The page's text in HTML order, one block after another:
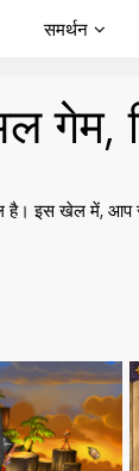
समर्थन
गेम,
इस खेल में, आप